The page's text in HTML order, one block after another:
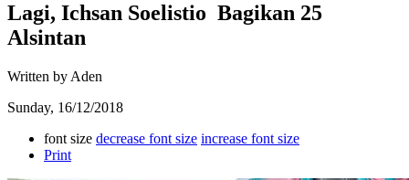
Lagi, Ichsan Soelistio Bagikan 25
Alsintan
Written by Aden
Sunday, 16/12/2018
font size decrease font size increase font size
Print